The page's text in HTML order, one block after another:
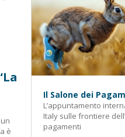
è
Il Salone dei
L’appuntamento
Italy sulle frontiere
pagamenti